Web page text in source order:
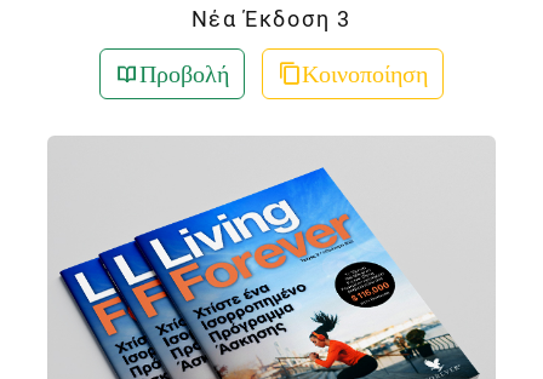
Νέα Έκδοση 3
Προβολή Κοινοποίηση